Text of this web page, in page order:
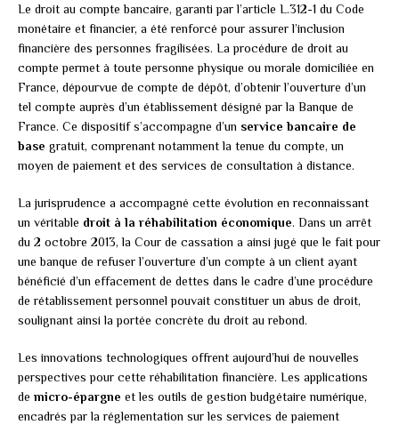
Le droit au compte bancaire, garanti par l’article L.312-1 du Code
monétaire et financier, a été renforcé pour assurer l’inclusion
financière des personnes fragilisées. La procédure de droit au
compte permet à toute personne physique ou morale domiciliée en
France, dépourvue de compte de dépôt, d’obtenir l’ouverture d’un
tel compte auprès d’un établissement désigné par la Banque de
France. Ce dispositif s’accompagne d’un service bancaire de
base gratuit, comprenant notamment la tenue du compte, un
moyen de paiement et des services de consultation à distance.
La jurisprudence a accompagné cette évolution en reconnaissant
un véritable droit à la réhabilitation économique. Dans un arrêt
du 2 octobre 2013, la Cour de cassation a ainsi jugé que le fait pour
une banque de refuser l’ouverture d’un compte à un client ayant
bénéficié d’un effacement de dettes dans le cadre d’une procédure
de rétablissement personnel pouvait constituer un abus de droit,
soulignant ainsi la portée concrète du droit au rebond.
Les innovations technologiques offrent aujourd’hui de nouvelles
perspectives pour cette réhabilitation financière. Les applications
de micro-épargne et les outils de gestion budgétaire numérique,
encadrés par la réglementation sur les services de paiement